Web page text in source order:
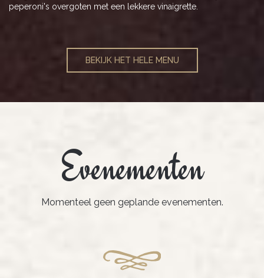
peperoni's overgoten met een lekkere vinaigrette.
BEKIJK HET HELE MENU
Evenementen
Momenteel geen geplande evenementen.